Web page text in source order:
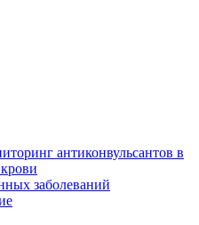
антиконвульсантов в
заболеваний